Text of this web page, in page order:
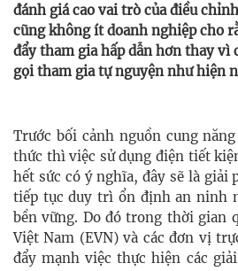
đánh giá cao vai trò của điều
cũng không ít doanh nghiệp cho
đẩy tham gia hấp dẫn hơn thay vì
gọi tham gia tự nguyện như hiện
Trước bối cảnh nguồn cung
thức thì việc sử dụng điện tiết
hết sức có ý nghĩa, đây sẽ là giải
tiếp tục duy trì ổn định an ninh
bền vững. Do đó trong thời gian
Việt Nam (EVN) và các đơn vị
đẩy mạnh việc thực hiện các